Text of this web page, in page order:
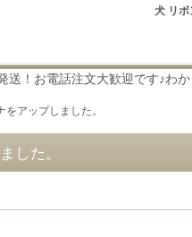
犬 リ
送！お電話注文大歓迎です
をアップしました。
した。